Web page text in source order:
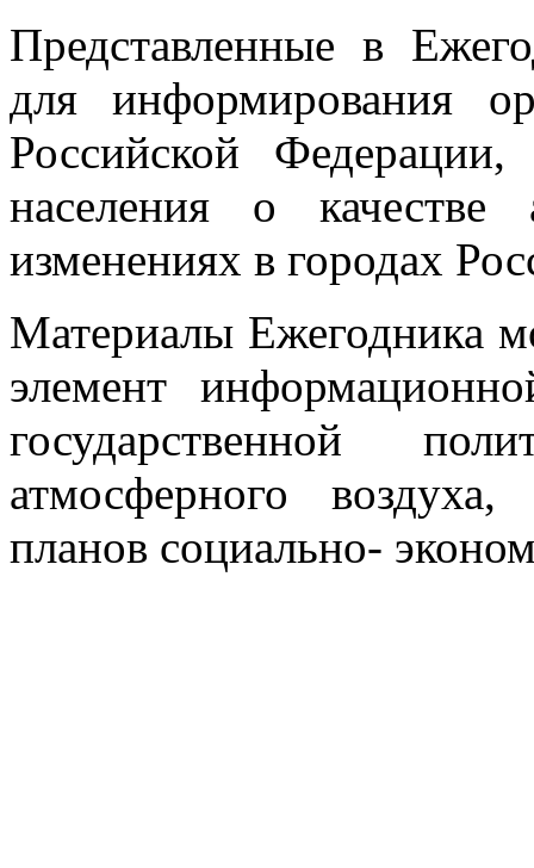
Представленные в
для информирования
Российской
населения о
изменениях в городах
Материалы Ежегодника
элемент
государственной
атмосферного
планов социально-